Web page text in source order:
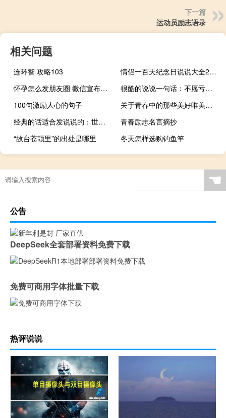
下一篇
运动员励志语录
相关问题
连环智 攻略103
情侣一百天纪念日说说大全2018 恋爱100天纪念日说说幸福浪漫
怀孕怎么发朋友圈 微信宣布怀孕的创意句子配图
很酷的说说一句话：不愿亏待自己而对他人友好
100句激励人心的句子
关于青春中的那些美好唯美的句子 文艺小清新的句子
经典的话适合发说说的：世界让我遍体鳞伤，但伤口长出的却是翅膀
青春励志名言摘抄
“故台苍颉里”的出处是哪里
冬天怎样选购钓鱼竿
☚
公告
DeepSeek全套部署资料免费下载
免费可商用字体批量下载
热评说说